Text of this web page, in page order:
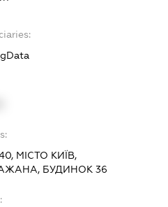
МІСТО КИЇВ,
БУДИНОК 36